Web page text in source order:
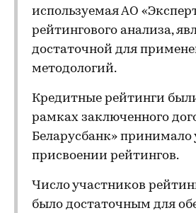
используемая АО
рейтингового анализа,
достаточной для
методологий.
Кредитные рейтинги
рамках заключенного
Беларусбанк» принимало
присвоении рейтингов.
Число участников
было достаточным для